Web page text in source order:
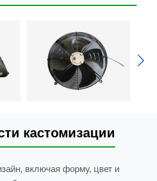
кастомизации
включая форму, цвет и